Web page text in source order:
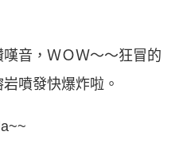
音，ＷＯＷ～～狂冒的
噴發快爆炸啦。